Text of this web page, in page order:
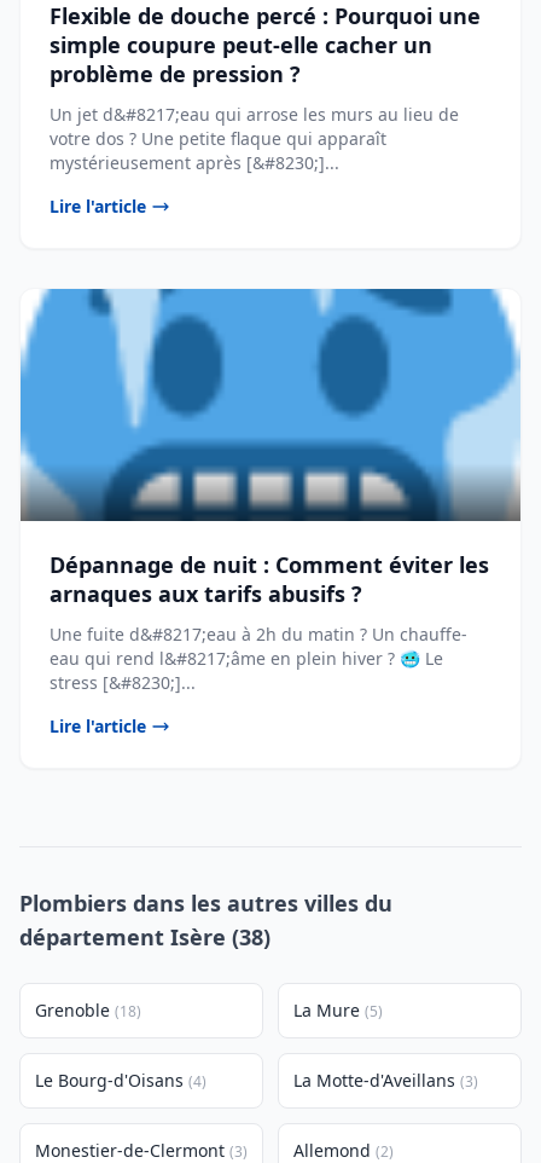
Flexible de douche percé : Pourquoi une
simple coupure peut-elle cacher un
problème de pression ?
Un jet d&#8217;eau qui arrose les murs au lieu de
votre dos ? Une petite flaque qui apparaît
mystérieusement après [&#8230;]...
Lire l'article
Dépannage de nuit : Comment éviter les
arnaques aux tarifs abusifs ?
Une fuite d&#8217;eau à 2h du matin ? Un chauffe-
eau qui rend l&#8217;âme en plein hiver ? 🥶 Le
stress [&#8230;]...
Lire l'article
Plombiers dans les autres villes du
département Isère (38)
Grenoble (18) La Mure (5)
Le Bourg-d'Oisans (4) La Motte-d'Aveillans (3)
Monestier-de-Clermont (3) Allemond (2)